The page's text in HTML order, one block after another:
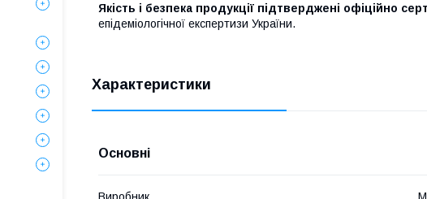
Якість і безпека продукції підтверджені офіційно
епідеміологічної експертизи України.
Характеристики
Основні
Виробник